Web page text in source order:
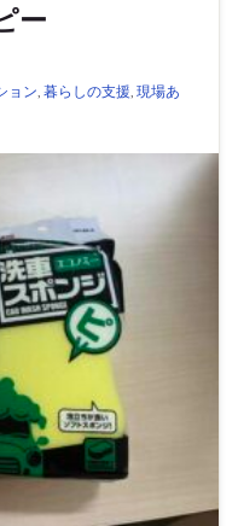
ー
ョン 暮らしの支援 現場あ